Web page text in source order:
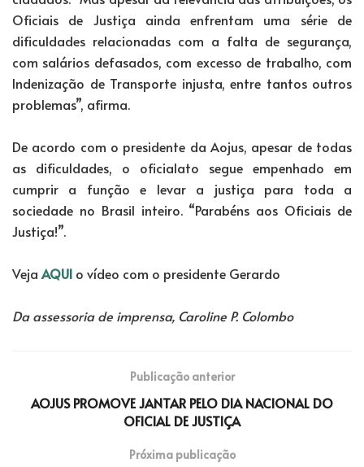
Oficiais de Justiça ainda enfrentam uma série de
dificuldades relacionadas com a falta de segurança,
com salários defasados, com excesso de trabalho, com
Indenização de Transporte injusta, entre tantos outros
problemas”, afirma.
De acordo com o presidente da Aojus, apesar de todas
as dificuldades, o oficialato segue empenhado em
cumprir a função e levar a justiça para toda a
sociedade no Brasil inteiro. “Parabéns aos Oficiais de
Justiça!”.
Veja AQUI o vídeo com o presidente Gerardo
Da assessoria de imprensa, Caroline P. Colombo
Publicação anterior
AOJUS PROMOVE JANTAR PELO DIA NACIONAL DO
OFICIAL DE JUSTIÇA
Próxima publicação